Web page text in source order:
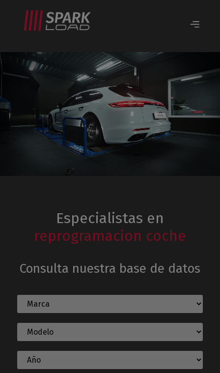
Especialistas en
reprogramacion coche
Consulta nuestra base de datos